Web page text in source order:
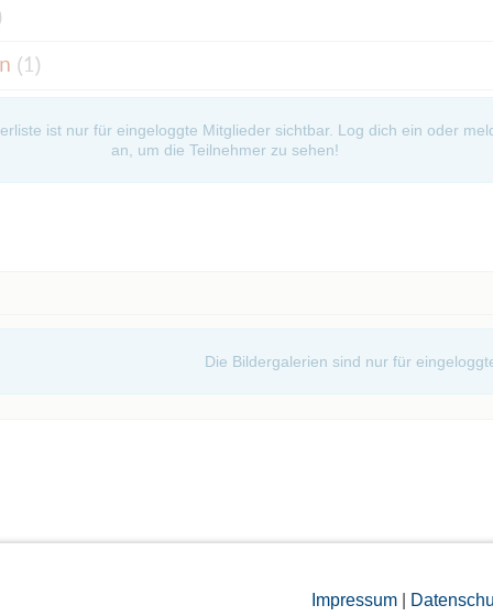
Impressum|
(1)
ist nur für eingeloggte Mitglieder sichtbar. Log dich ein oder
an, um die Teilnehmer zu sehen!
Die Bildergalerien sind nur für
Events am